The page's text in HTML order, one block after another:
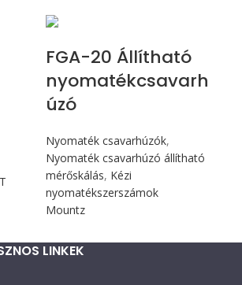
FGA-20 Állítható
nyomatékcsavarh
úzó
Nyomaték csavarhúzók,
Nyomaték csavarhúzó állítható
mérőskálás, Kézi
nyomatékszerszámok
Mountz
LINKEK